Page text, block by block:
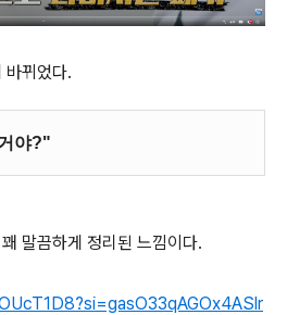
바뀌었다.
야?"
말끔하게 정리된 느낌이다.